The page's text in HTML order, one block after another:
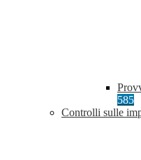
585
Controlli sulle